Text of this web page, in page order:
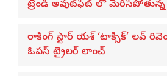
ట్రెండీ అవుట్‌ఫిట్ లో
రాకింగ్ స్టార్ యశ్ ‘టాక్సిక్’ లవ్
ఓపస్‌ ట్రైలర్ లాంచ్